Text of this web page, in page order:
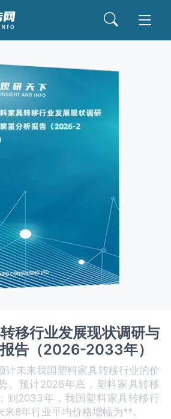
移行业发展现状调研与
告（2026-2033年）
计未来我国塑料家具转移行业的价
。预计2026年底，塑料家具转移
到2033年，我国塑料家具转移行
8年行业平均价格增幅为**。